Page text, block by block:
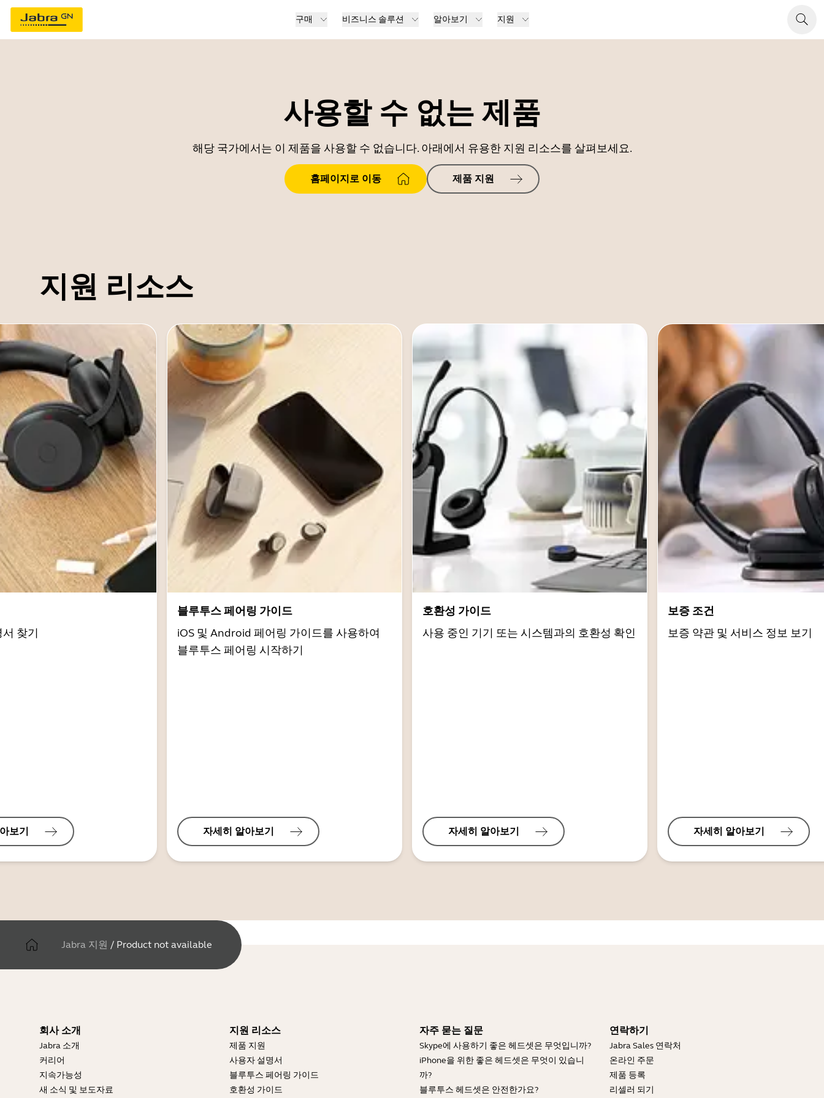
구매 비즈니스 솔루션 알아보기 지원
사용할 수 없는 제품
해당 국가에서는 이 제품을 사용할 수 없습니다. 아래에서 유용한 지원 리소스를 살펴보세요.
홈페이지로 이동 제품 지원
지원 리소스
찾기
보기
블루투스 페어링 가이드
iOS 및 Android 페어링 가이드를 사용하여
블루투스 페어링 시작하기
자세히 알아보기
호환성 가이드
사용 중인 기기 또는 시스템과의 호환성 확인
자세히 알아보기
보증 조건
보증 약관 및 서비스 정보 보기
자세히 알아보기
Jabra 지원 / Product not available
회사 소개
Jabra 소개
커리어
지속가능성
새 소식 및 보도자료
지원 리소스
제품 지원
사용자 설명서
블루투스 페어링 가이드
호환성 가이드
자주 묻는 질문
Skype에 사용하기 좋은 헤드셋은 무엇입니까?
iPhone을 위한 좋은 헤드셋은 무엇이 있습니
까?
블루투스 헤드셋은 안전한가요?
연락하기
Jabra Sales 연락처
온라인 주문
제품 등록
리셀러 되기